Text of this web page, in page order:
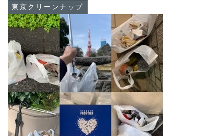
東京クリーンナップ